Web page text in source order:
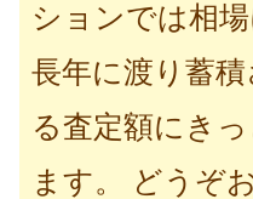
ションでは相
長年に渡り蓄
る査定額にき
ます。 どうぞ